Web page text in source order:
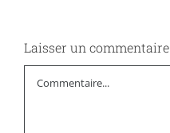
Laisser un commentaire